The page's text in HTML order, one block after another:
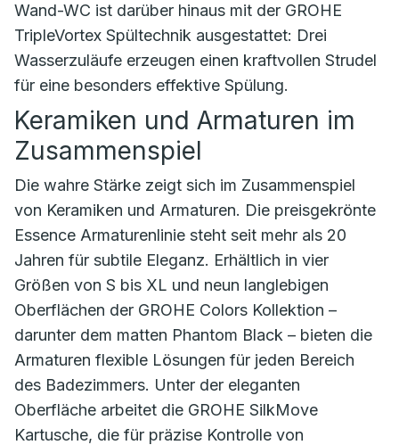
Wand-WC ist darüber hinaus mit der GROHE
TripleVortex Spültechnik ausgestattet: Drei
Wasserzuläufe erzeugen einen kraftvollen Strudel
für eine besonders effektive Spülung.
Keramiken und Armaturen im
Zusammenspiel
Die wahre Stärke zeigt sich im Zusammenspiel
von Keramiken und Armaturen. Die preisgekrönte
Essence Armaturenlinie steht seit mehr als 20
Jahren für subtile Eleganz. Erhältlich in vier
Größen von S bis XL und neun langlebigen
Oberflächen der GROHE Colors Kollektion –
darunter dem matten Phantom Black – bieten die
Armaturen flexible Lösungen für jeden Bereich
des Badezimmers. Unter der eleganten
Oberfläche arbeitet die GROHE SilkMove
Kartusche, die für präzise Kontrolle von